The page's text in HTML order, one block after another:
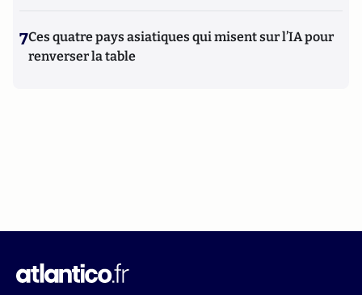
7Ces quatre pays asiatiques qui misent sur l’IA pour
renverser la table